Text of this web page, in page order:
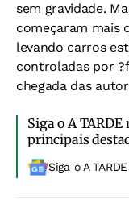
sem gravidade.
começaram mais
levando carros
controladas por
chegada das
Siga o A
principais
Siga o A